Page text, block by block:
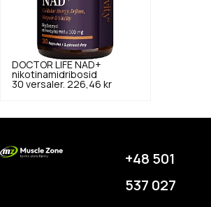
DOCTOR LIFE NAD+
nikotinamidribosid
30 versaler. 226,46 kr
+48 501
537 027